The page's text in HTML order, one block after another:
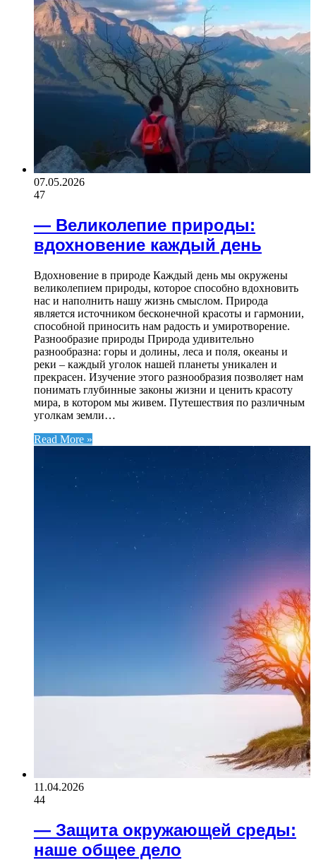
07.05.2026
47
— Великолепие природы:
вдохновение каждый день
Вдохновение в природе Каждый день мы окружены
великолепием природы, которое способно вдохновить
нас и наполнить нашу жизнь смыслом. Природа
является источником бесконечной красоты и гармонии,
способной приносить нам радость и умиротворение.
Разнообразие природы Природа удивительно
разнообразна: горы и долины, леса и поля, океаны и
реки – каждый уголок нашей планеты уникален и
прекрасен. Изучение этого разнообразия позволяет нам
понимать глубинные законы жизни и ценить красоту
мира, в котором мы живем. Путешествия по различным
уголкам земли…
Read More »
11.04.2026
44
— Защита окружающей среды:
наше общее дело